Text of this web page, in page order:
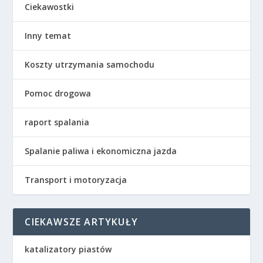
Ciekawostki
Inny temat
Koszty utrzymania samochodu
Pomoc drogowa
raport spalania
Spalanie paliwa i ekonomiczna jazda
Transport i motoryzacja
CIEKAWSZE ARTYKUŁY
katalizatory piastów